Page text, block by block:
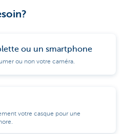
ou un smartphone
ou non votre caméra.
votre casque pour une